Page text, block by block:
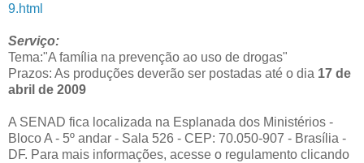
9.html
Serviço:
Tema:"A família na prevenção ao uso de drogas"
Prazos: As produções deverão ser postadas até o dia 17 de
abril de 2009
A SENAD fica localizada na Esplanada dos Ministérios -
Bloco A - 5º andar - Sala 526 - CEP: 70.050-907 - Brasília -
DF. Para mais informações, acesse o regulamento clicando